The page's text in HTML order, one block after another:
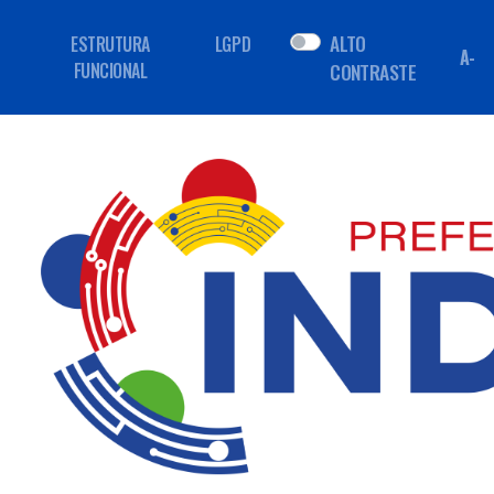
ESTRUTURA
FUNCIONAL
LGPD
ALTO
CONTRASTE
A-